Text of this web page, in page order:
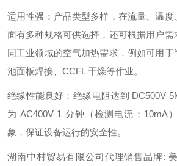
适用性强：产品类型多样，在流量、温
面有多种规格可供选择，还可根据用户
同工业领域的空气加热需求，例如可用
池面板焊接、CCFL 干燥等作业。
绝缘性能良好：绝缘电阻达到 DC500V
为 AC400V 1 分钟（检测电流：10mA
象，保证设备运行的安全性。
湖南中村贸易有限公司代理销售品牌: